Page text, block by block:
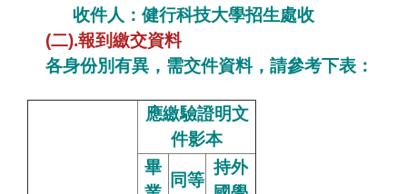
收件人：健行科技大學招生處收
(二).報到繳交資料
各身份別有異，需交件資料，請參考下表：
應繳驗證明文
件影本
畢
同等
持外